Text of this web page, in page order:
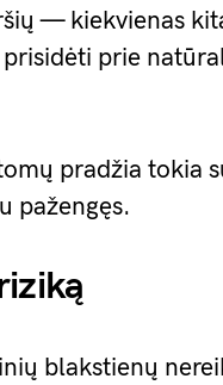
— kiekvienas
prie
pradžia tokia
pažengęs.
blakstienų